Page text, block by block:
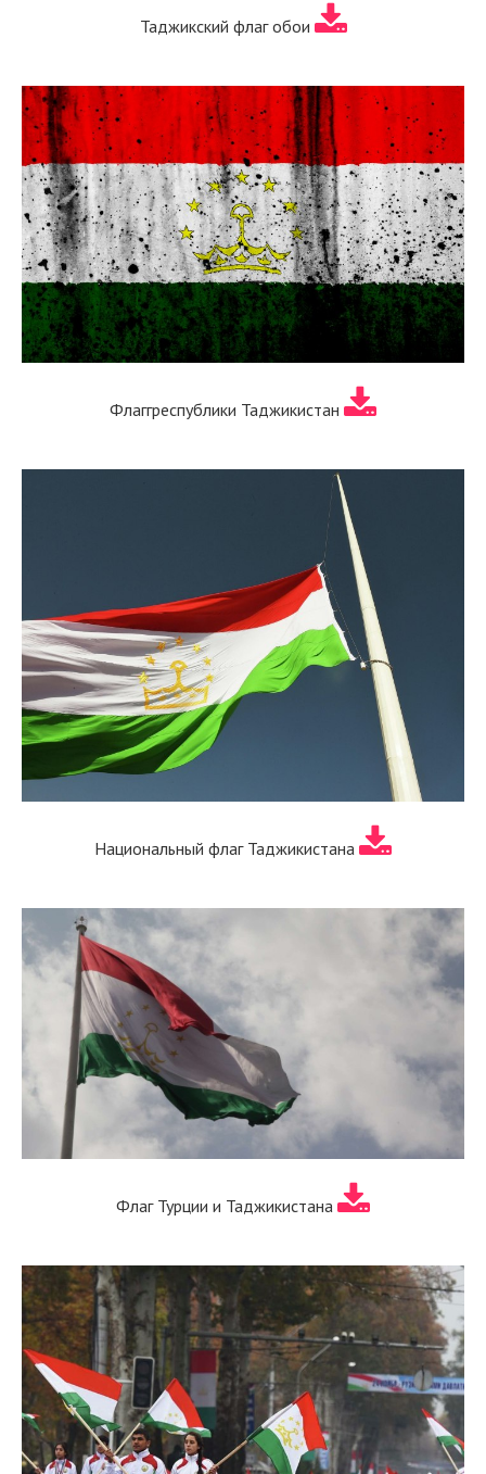
Таджикский флаг обои
Флаггреспублики Таджикистан
Национальный флаг Таджикистана
Флаг Турции и Таджикистана